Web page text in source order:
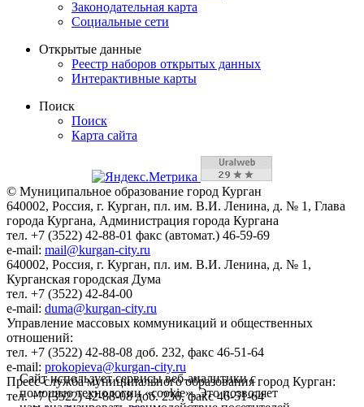
Законодательная карта
Социальные сети
Открытые данные
Реестр наборов открытых данных
Интерактивные карты
Поиск
Поиск
Карта сайта
© Муниципальное образование город Курган
640002, Россия, г. Курган, пл. им. В.И. Ленина, д. № 1, Глава
города Кургана, Администрация города Кургана
тел. +7 (3522) 42-88-01 факс (автомат.) 46-59-69
e-mail: mail@kurgan-city.ru
640002, Россия, г. Курган, пл. им. В.И. Ленина, д. № 1,
Курганская городская Дума
тел. +7 (3522) 42-84-00
e-mail: duma@kurgan-city.ru
Управление массовых коммуникаций и общественных
отношений:
тел. +7 (3522) 42-88-08 доб. 232, факс 46-51-64
e-mail: prokopieva@kurgan-city.ru
Пресс-служба муниципального образования город Курган:
тел. +7 (3522) 42-88-08 доб. 236, факс 46-51-64
Сайт использует сервисы веб-аналитики с
помощью технологии «cookie». Это позволяет